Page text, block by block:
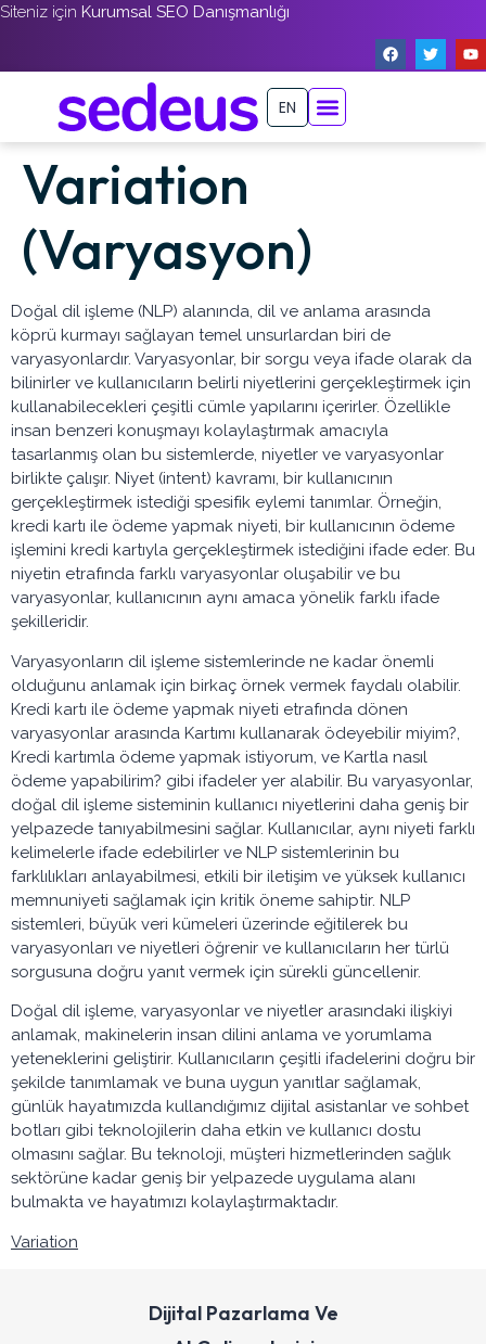
Siteniz için Kurumsal SEO Danışmanlığı
EN
Variation
(Varyasyon)
Doğal dil işleme (NLP) alanında, dil ve anlama arasında
köprü kurmayı sağlayan temel unsurlardan biri de
varyasyonlardır. Varyasyonlar, bir sorgu veya ifade olarak da
bilinirler ve kullanıcıların belirli niyetlerini gerçekleştirmek için
kullanabilecekleri çeşitli cümle yapılarını içerirler. Özellikle
insan benzeri konuşmayı kolaylaştırmak amacıyla
tasarlanmış olan bu sistemlerde, niyetler ve varyasyonlar
birlikte çalışır. Niyet (intent) kavramı, bir kullanıcının
gerçekleştirmek istediği spesifik eylemi tanımlar. Örneğin,
kredi kartı ile ödeme yapmak niyeti, bir kullanıcının ödeme
işlemini kredi kartıyla gerçekleştirmek istediğini ifade eder. Bu
niyetin etrafında farklı varyasyonlar oluşabilir ve bu
varyasyonlar, kullanıcının aynı amaca yönelik farklı ifade
şekilleridir.
Varyasyonların dil işleme sistemlerinde ne kadar önemli
olduğunu anlamak için birkaç örnek vermek faydalı olabilir.
Kredi kartı ile ödeme yapmak niyeti etrafında dönen
varyasyonlar arasında Kartımı kullanarak ödeyebilir miyim?,
Kredi kartımla ödeme yapmak istiyorum, ve Kartla nasıl
ödeme yapabilirim? gibi ifadeler yer alabilir. Bu varyasyonlar,
doğal dil işleme sisteminin kullanıcı niyetlerini daha geniş bir
yelpazede tanıyabilmesini sağlar. Kullanıcılar, aynı niyeti farklı
kelimelerle ifade edebilirler ve NLP sistemlerinin bu
farklılıkları anlayabilmesi, etkili bir iletişim ve yüksek kullanıcı
memnuniyeti sağlamak için kritik öneme sahiptir. NLP
sistemleri, büyük veri kümeleri üzerinde eğitilerek bu
varyasyonları ve niyetleri öğrenir ve kullanıcıların her türlü
sorgusuna doğru yanıt vermek için sürekli güncellenir.
Doğal dil işleme, varyasyonlar ve niyetler arasındaki ilişkiyi
anlamak, makinelerin insan dilini anlama ve yorumlama
yeteneklerini geliştirir. Kullanıcıların çeşitli ifadelerini doğru bir
şekilde tanımlamak ve buna uygun yanıtlar sağlamak,
günlük hayatımızda kullandığımız dijital asistanlar ve sohbet
botları gibi teknolojilerin daha etkin ve kullanıcı dostu
olmasını sağlar. Bu teknoloji, müşteri hizmetlerinden sağlık
sektörüne kadar geniş bir yelpazede uygulama alanı
bulmakta ve hayatımızı kolaylaştırmaktadır.
Variation
Dijital Pazarlama Ve